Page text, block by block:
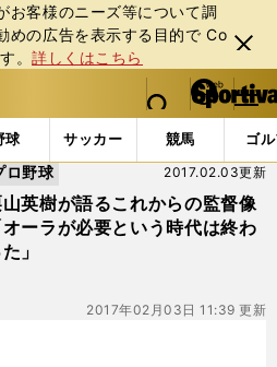
お客様のニーズ等について調
めの広告を表⽰する⽬的で Co
。詳しくはこちら
閉じ
る
web Sportiva (webスポルティーバ)
検索
マイペ
ー
ジ
メニュ
球 サッカー 競馬 ゴ
新ニュース・ 情報
英樹が語るこれからの監督像
オーラが必要という時代は終わ
」
2017.02.03更新
ロ野球
2017年02月03日 11:39 更新